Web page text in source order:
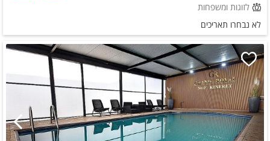
לזוגות ומשפחות
לא נבחרו תאריכים